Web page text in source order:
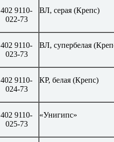
402 9110-
022-73
ВЛ, серая (Крепс)
402 9110-
023-73
ВЛ, супербелая
402 9110-
024-73
КР, белая (Крепс)
402 9110-
025-73
«Унигипс»